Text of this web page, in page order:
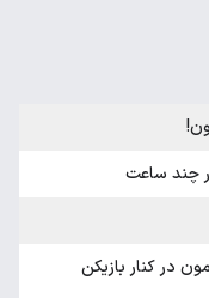
چند ساعت
در کنار بازیکن